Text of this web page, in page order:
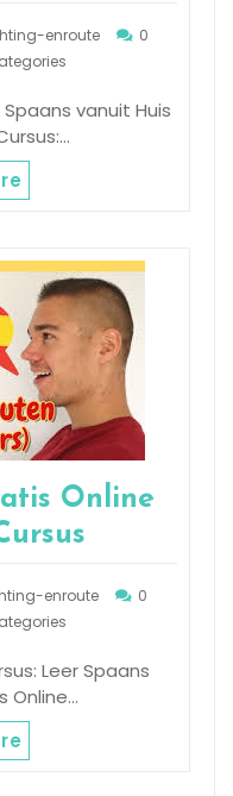
enroute
0
vanuit Huis
Online
enroute
0
Leer Spaans
Online…